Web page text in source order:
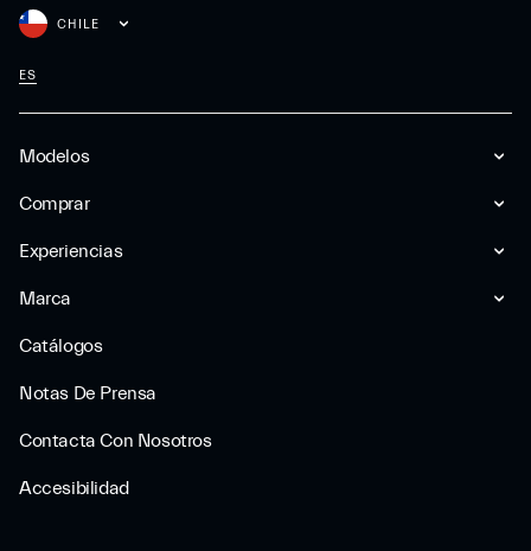
Modelos
Comprar
Experiencias
Marca
Catálogos
Notas De Prensa
Contacta Con Nosotros
Accesibilidad
CHILE
ES